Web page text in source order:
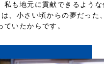
私も地元に貢献できるような
、小さい頃からの夢だった
いたからです。